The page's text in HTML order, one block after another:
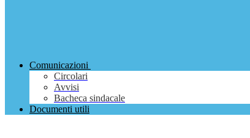
Comunicazioni
Circolari
Avvisi
Bacheca sindacale
Documenti utili